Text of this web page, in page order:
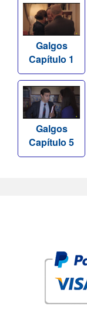
Galgos
Capítulo 1
Galgos
Capítulo 5